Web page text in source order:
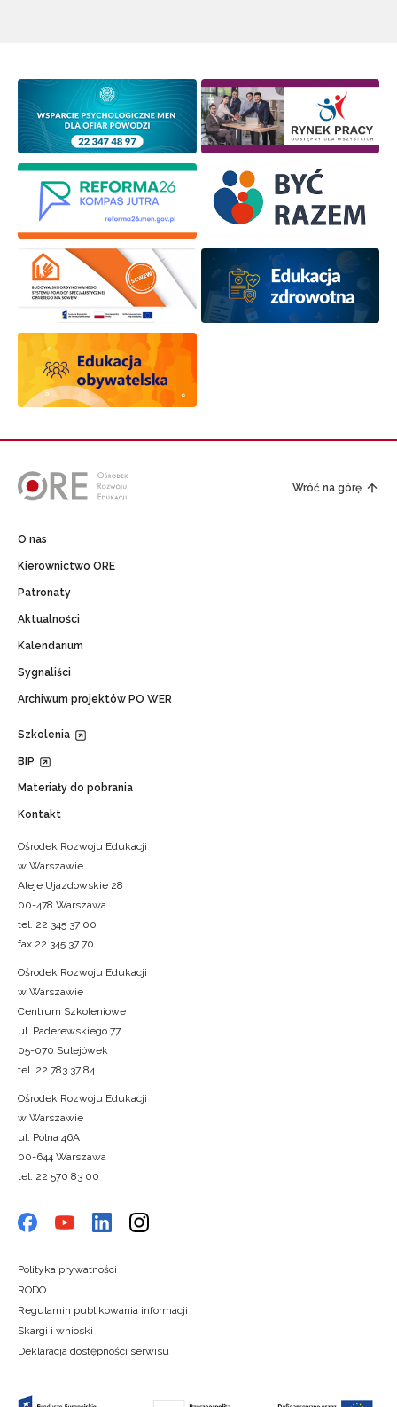
Wróć na górę
O nas
Kierownictwo ORE
Patronaty
Aktualności
Kalendarium
Sygnaliści
Archiwum projektów PO WER
Szkolenia
BIP
Materiały do pobrania
Kontakt
Ośrodek Rozwoju Edukacji
w Warszawie
Aleje Ujazdowskie 28
00-478 Warszawa
tel. 22 345 37 00
fax 22 345 37 70
Ośrodek Rozwoju Edukacji
w Warszawie
Centrum Szkoleniowe
ul. Paderewskiego 77
05-070 Sulejówek
tel. 22 783 37 84
Ośrodek Rozwoju Edukacji
w Warszawie
ul. Polna 46A
00-644 Warszawa
tel. 22 570 83 00
Polityka prywatności
RODO
Regulamin publikowania informacji
Skargi i wnioski
Deklaracja dostępności serwisu